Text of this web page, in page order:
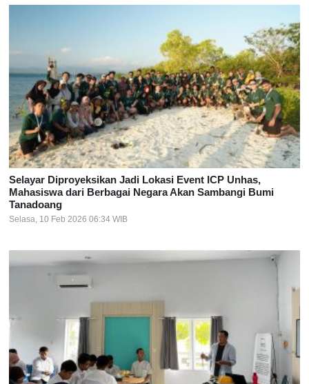
Selayar Diproyeksikan Jadi Lokasi Event ICP Unhas,
Mahasiswa dari Berbagai Negara Akan Sambangi Bumi
Tanadoang
Selasa, 10 Feb 2026 06:34 WIB